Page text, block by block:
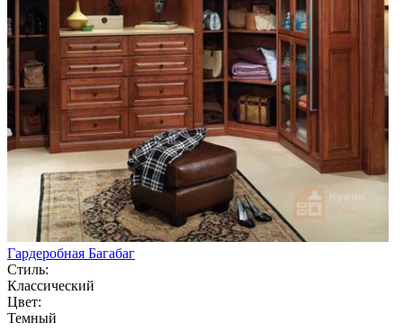
Гардеробная Багабаг
Стиль:
Классический
Цвет:
Темный